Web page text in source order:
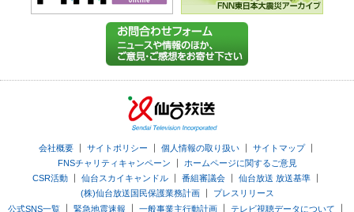
会社概要｜ サイトポリシー ｜ 個人情報の取り扱い｜ サイトマップ｜
FNSチャリティキャンペーン
ホームページに関するご意見
CSR活動
仙台スカイキャンドル 番組審議会 仙台放送 放送基準
(株)仙台放送国民保護業務計画｜
プレスリリース
公式SNS一覧
緊急地震速報 一般事業主行動計画 テレビ視聴データについて